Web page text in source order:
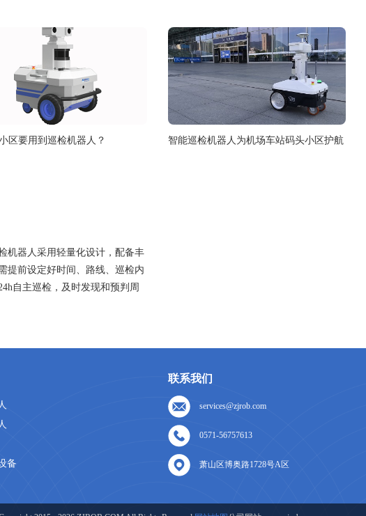
区要用到巡检机器人？ 智能巡检机器人为机场车站码头小区护航
机器人采用轻量化设计，配备丰
提前设定好时间、路线、巡检内
自主巡检，及时发现和预判周
备
联系我们
services@zjrob.com
0571-56757613
萧山区博奥路1728号A区